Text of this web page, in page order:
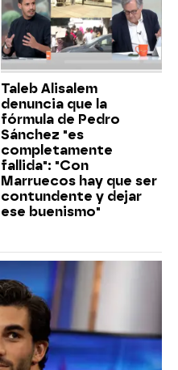
Taleb Alisalem
denuncia que la
fórmula de Pedro
Sánchez "es
completamente
fallida": "Con
Marruecos hay que ser
contundente y dejar
ese buenismo"